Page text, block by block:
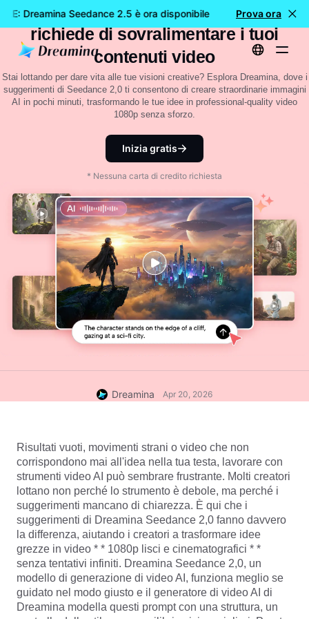
Dreamina Seedance 2.5 è ora disponibile 🎉 Nuovo
Prova ora
18 Versatile Dreamina Seedance 2,0
richiede di sovralimentare i tuoi
contenuti video
Stai lottando per dare vita alle tue visioni creative? Esplora Dreamina, dove i
suggerimenti di Seedance 2,0 ti consentono di creare straordinarie immagini
AI in pochi minuti, trasformando le tue idee in professional-quality video
1080p senza sforzo.
Inizia gratis
* Nessuna carta di credito richiesta
Dreamina Apr 20, 2026
Risultati vuoti, movimenti strani o video che non
corrispondono mai all'idea nella tua testa, lavorare con
strumenti video AI può sembrare frustrante. Molti creatori
lottano non perché lo strumento è debole, ma perché i
suggerimenti mancano di chiarezza. È qui che i
suggerimenti di Dreamina Seedance 2,0 fanno davvero
la differenza, aiutando i creatori a trasformare idee
grezze in video * * 1080p lisci e cinematografici * *
senza tentativi infiniti. Dreamina Seedance 2,0, un
modello di generazione di video AI, funziona meglio se
guidato nel modo giusto e il generatore di video AI di
Dreamina modella questi prompt con una struttura, un